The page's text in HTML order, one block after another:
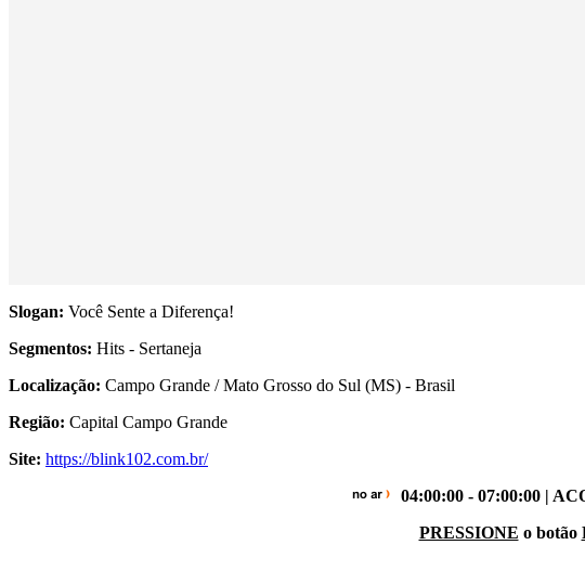
Slogan: Você Sente a Diferença!
Segmentos: Hits - Sertaneja
Localização: Campo Grande / Mato Grosso do Sul (MS) - Brasil
Região: Capital Campo Grande
Site: https://blink102.com.br/
04:00:00 - 07:00:00 |
PRESSIONE o botão